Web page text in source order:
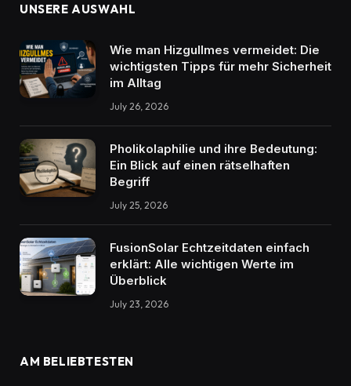
UNSERE AUSWAHL
Wie man Hizgullmes vermeidet: Die
wichtigsten Tipps für mehr Sicherheit
im Alltag
July 26, 2026
Pholikolaphilie und ihre Bedeutung:
Ein Blick auf einen rätselhaften
Begriff
July 25, 2026
FusionSolar Echtzeitdaten einfach
erklärt: Alle wichtigen Werte im
Überblick
July 23, 2026
AM BELIEBTESTEN